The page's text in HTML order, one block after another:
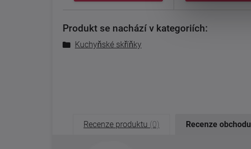
Produkt se nachází v kategoriích:
Kuchyňské skříňky
Recenze produktu (0) Recenze obchodu